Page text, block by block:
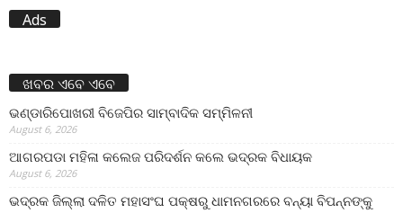
Ads
ଖବର ଏବେ ଏବେ
ଭଣ୍ଡାରିପୋଖରୀ ବିଜେପିର ସାମ୍ବାଦିକ ସମ୍ମିଳନୀ
August 6, 2026
ଆଗରପଡା ମହିଳା କଲେଜ ପରିଦର୍ଶନ କଲେ ଭଦ୍ରକ ବିଧାୟକ
August 6, 2026
ଭଦ୍ରକ ଜିଲ୍ଲା ଦଳିତ ମହାସଂଘ ପକ୍ଷରୁ ଧାମନଗରରେ ବନ୍ୟା ବିପନ୍ନଙ୍କୁ